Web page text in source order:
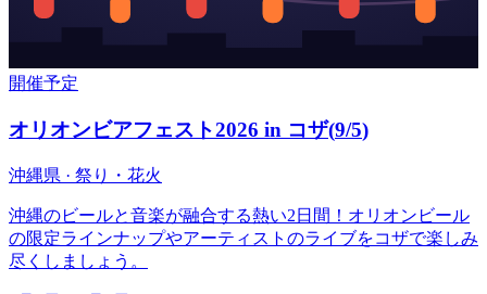
開催予定
オリオンビアフェスト2026 in コザ(9/5)
沖縄県 · 祭り・花火
沖縄のビールと音楽が融合する熱い2日間！オリオンビール
の限定ラインナップやアーティストのライブをコザで楽しみ
尽くしましょう。